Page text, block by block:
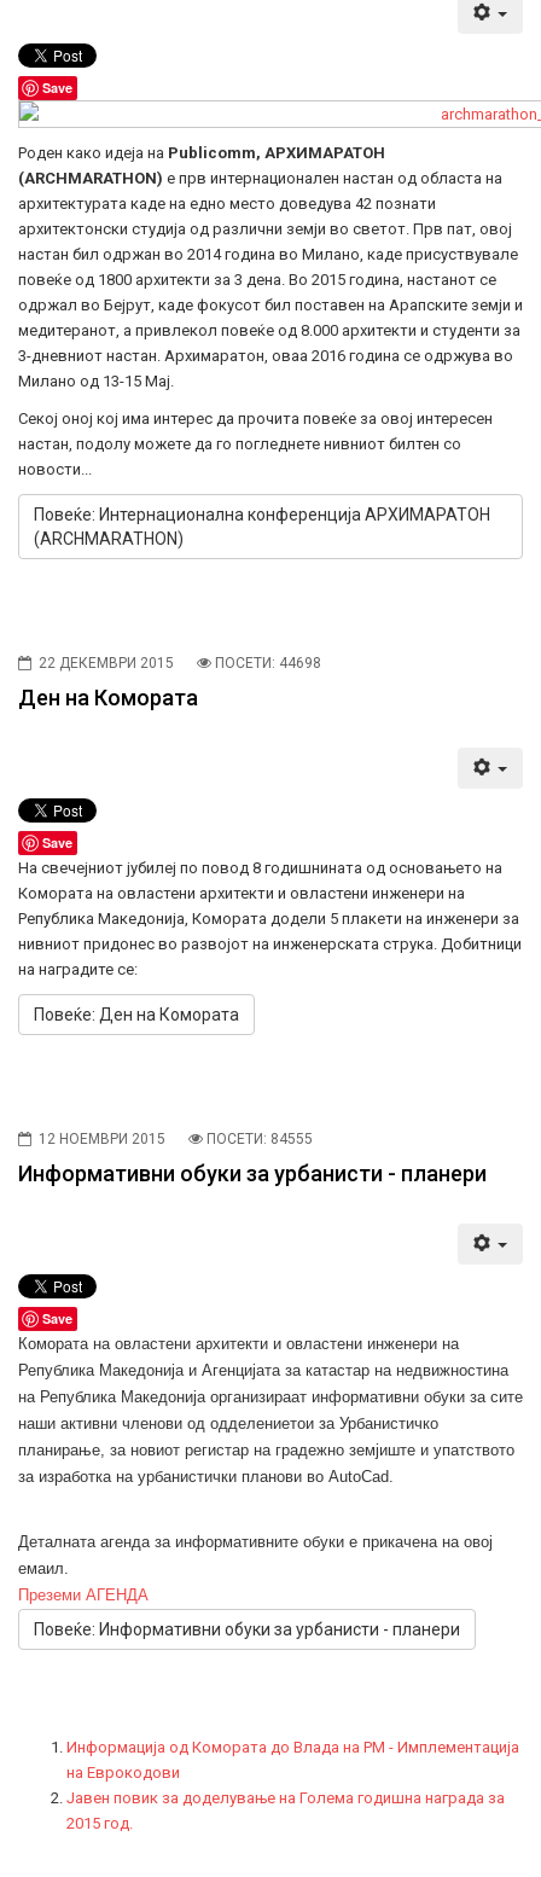
Save
Роден како идеја на Publicomm, АРХИМАРАТОН
(ARCHMARATHON) е прв интернационален настан од областа на
архитектурата каде на едно место доведува 42 познати
архитектонски студија од различни земји во светот. Прв пат, овој
настан бил одржан во 2014 година во Милано, каде присуствувале
повеќе од 1800 архитекти за 3 дена. Во 2015 година, настанот се
одржал во Бејрут, каде фокусот бил поставен на Арапските земји и
медитеранот, а привлекол повеќе од 8.000 архитекти и студенти за
3-дневниот настан. Архимаратон, оваа 2016 година се одржува во
Милано од 13-15 Мај.
Секој оној кој има интерес да прочита повеќе за овој интересен
настан, подолу можете да го погледнете нивниот билтен со
новости...
Повеќе: Интернационална конференција АРХИМАРАТОН
(ARCHMARATHON)
22 ДЕКЕМВРИ 2015 ПОСЕТИ: 44698
Ден на Комората
Save
На свечејниот јубилеј по повод 8 годишнината од основањето на
Комората на овластени архитекти и овластени инженери на
Република Македонија, Комората додели 5 плакети на инженери за
нивниот придонес во развојот на инженерската струка. Добитници
на наградите се:
Повеќе: Ден на Комората
12 НОЕМВРИ 2015 ПОСЕТИ: 84555
Информативни обуки за урбанисти - планери
Save
Комората на овластени архитекти и овластени инженери на
Република Македонија и Агенцијата за катастар на недвижностина
на Република Македонија организираат информативни обуки за сите
наши активни членови од одделениетои за Урбанистичко
планирање, за новиот регистар на градежно земјиште и упатството
за изработка на урбанистички планови во AutoCad.
Деталната агенда за информативните обуки е прикачена на овој
емаил.
Преземи АГЕНДА
Повеќе: Информативни обуки за урбанисти - планери
Информација од Комората до Влада на РМ - Имплементација
на Еврокодови
Јавен повик за доделување на Голема годишна награда за
2015 год.